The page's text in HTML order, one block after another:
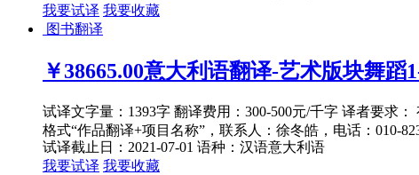
我要试译 我要收藏
图书翻译
￥38665.00意大利语翻译-艺术版块舞蹈
试译文字量：1393字 翻译费用：300-500元/千字 译者要求
格式“作品翻译+项目名称”，联系人：徐冬皓，电话：010-
试译截止日：2021-07-01 语种：汉语意大利语
我要试译 我要收藏